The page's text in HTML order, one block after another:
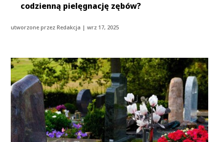
codzienną pielęgnację zębów?
utworzone przezRedakcja |wrz 17, 2025